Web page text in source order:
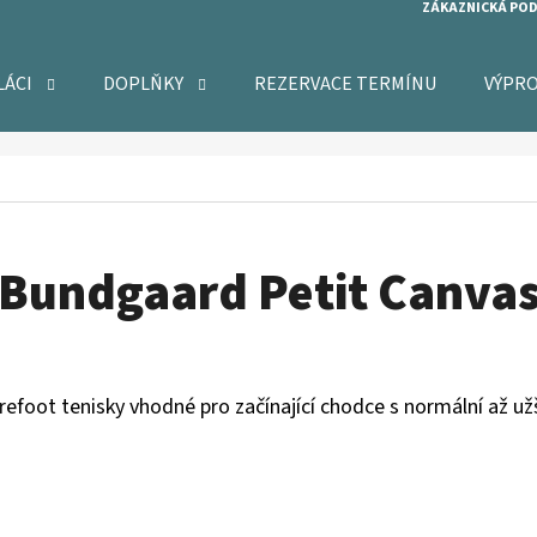
ZÁKAZNICKÁ
DOPLŇKY REZERVACE TERMÍNU
Bundgaard Petit
tenisky vhodné pro začínající chodce s normální až